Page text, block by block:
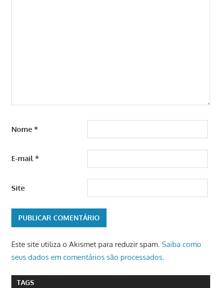
Nome *
E-mail*
Site
Este site utiliza o Akismet para reduzir spam. Saiba como
seus dados em comentários são processados.
TAGS